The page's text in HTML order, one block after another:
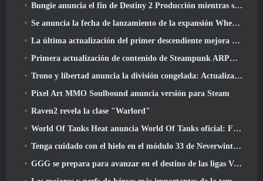
Bungie anuncia el fin de Destiny 2 Producción mientras se preparan para trabajar en nuevos proyectos
Se anuncia la fecha de lanzamiento de la expansión Where Winds Meet “Imperial Palace”
La última actualización del primer descendiente mejora el ciclo agrícola y actualiza el modo Embestida
Primera actualización de contenido de Steampunk ARPG Crystalfall para abordar las "preocupaciones clave de los jugadores"
Trono y libertad anuncia la división congelada: Actualización Nix
Pixel Art MMO Soulbound anuncia versión para Steam
Raven2 revela la clase "Warlord"
World Of Tanks Heat anuncia World Of Tanks oficial: Fecha de lanzamiento de HEAT
Tenga cuidado con el hielo en el módulo 33 de Neverwinter, Frío cortante
GGG se prepara para avanzar en el destino de las ligas Vaal de Path Of Exile 2 antes del lanzamiento del regreso de los Antiguos